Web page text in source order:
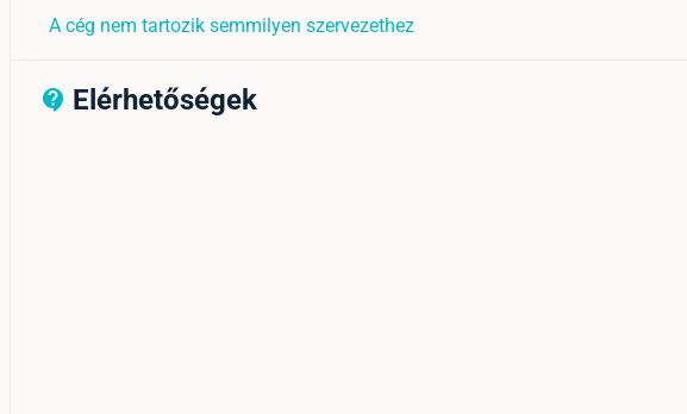
A cég nem tartozik semmilyen szervezethez
contact_support_outline
Elérhetőségek